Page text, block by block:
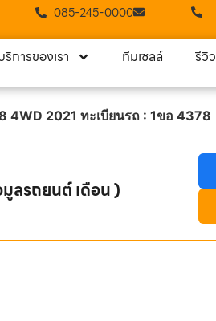
085-245-0000
ริการของเรา ทีมเซลล์ รีวิว
4WD 2021 ทะเบียนรถ : 1ขอ 4378
ลรถยนต์ เดือน )